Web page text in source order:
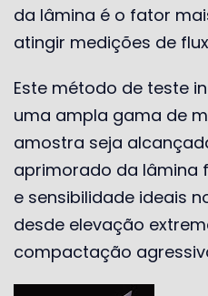
da lâmina é o fator
atingir medições de
Este método de teste
uma ampla gama de
amostra seja
aprimorado da lâmina
e sensibilidade ideais
desde elevação
compactação